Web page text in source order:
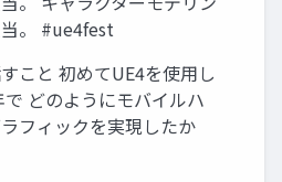
。 #ue4fest
こと 初めてUE4を使用し
どのようにモバイルハ
フィックを実現したか